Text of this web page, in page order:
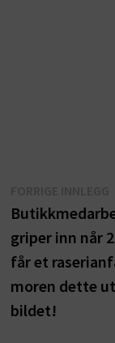
griper inn når
får et
moren dette
bildet!